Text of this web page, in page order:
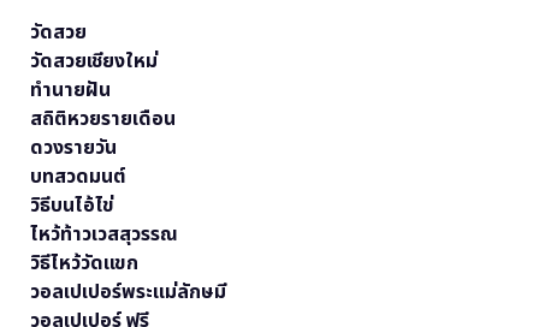
วัดสวย
วัดสวยเชียงใหม่
ทำนายฝัน
สถิติหวยรายเดือน
ดวงรายวัน
บทสวดมนต์
วิธีบนไอ้ไข่
ไหว้ท้าวเวสสุวรรณ
วิธีไหว้วัดแขก
วอลเปเปอร์พระแม่ลักษมี
วอลเปเปอร์ ฟรี